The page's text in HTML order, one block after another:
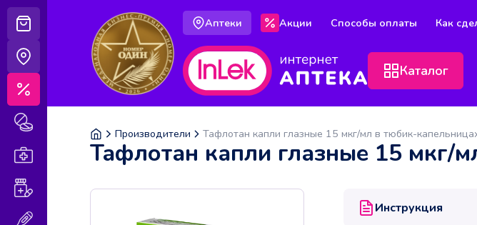
Витамины и БАДы
Аптеки Акции Способы оплаты Как
Каталог
Производители Тафлотан капли глазные 15 мкг/мл в тюбик-
Тафлотан капли глазные 15
Инструкция